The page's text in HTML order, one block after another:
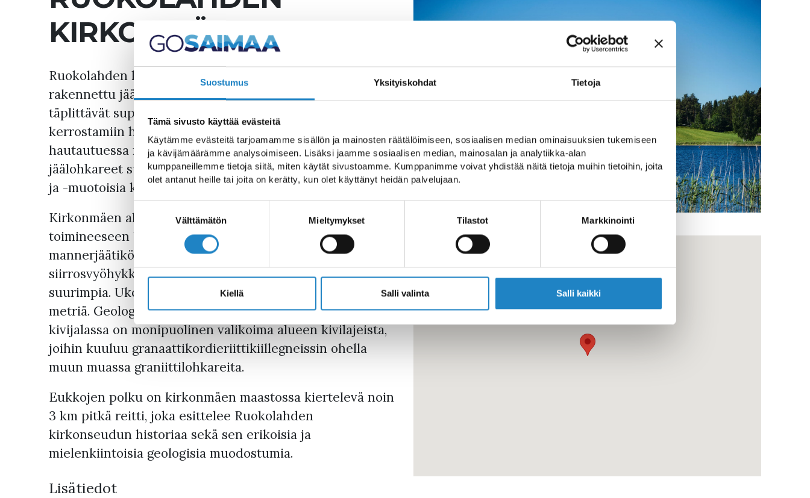
Suostumus Yksityiskohdat Tietoja
Tämä sivusto käyttää evästeitä
Käytämme evästeitä tarjoamamme sisällön ja mainosten räätälöimiseen, sosiaalisen median ominaisuuksien tukemiseen
ja kävijämäärämme analysoimiseen. Lisäksi jaamme sosiaalisen median, mainosalan ja analytiikka-alan
kumppaneillemme tietoja siitä, miten käytät sivustoamme. Kumppanimme voivat yhdistää näitä tietoja muihin tietoihin, joita
olet antanut heille tai joita on kerätty, kun olet käyttänyt heidän palvelujaan.
Välttämätön Mieltymykset Tilastot Markkinointi
Kiellä Salli valinta Salli kaikki
KIRKONMÄKI
Ruokolahden kirkko sitä ympäröivine rakennuksineen on
rakennettu jäätikköjoen kerrostamaan maastoon, jota
täplittävät suppakuopat. Suppia muodostui jäätikköjokien
kerrostamiin harjuihin ja suistoihin jäälohkareiden
hautautuessa niiden hiekka- ja sorakerrostumiin. Kun
jäälohkareet sulivat vähitellen pois, jäljelle jäi erikokoisia
ja -muotoisia kuoppia.
Kirkonmäen alue rajautuu lännessä jäätikkölahtenakin
toimineeseen Ukonsalmeen, joka on syntynyt
mannerjäätikön syvälle kuluttamaan kallioperän
siirrosvyöhykkeeseen. Siirros on Geopark-alueen
suurimpia. Ukonsalmen kohdalla sen suurin syvyys on 26
metriä. Geologia näkyy myös kirkon perusteissa, sillä sen
kivijalassa on monipuolinen valikoima alueen kivilajeista,
joihin kuuluu granaattikordieriittikiillegneissin ohella
muun muassa graniittilohkareita.
Eukkojen polku on kirkonmäen maastossa kiertelevä noin
3 km pitkä reitti, joka esittelee Ruokolahden
kirkonseudun historiaa sekä sen erikoisia ja
mielenkiintoisia geologisia muodostumia.
Lisätiedot